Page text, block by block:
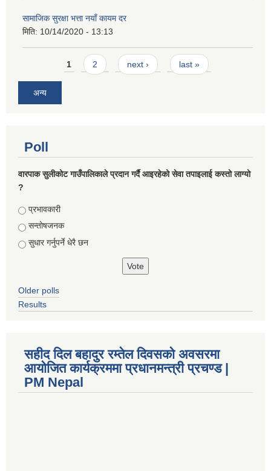
सामाजिक सुरक्षा भत्ता नयाँ कायम दर
मिति: 10/14/2020 - 13:13
Pages1 2 next › last »
अन्य
Poll
वारपाक सुलीकोट गाउँपालिकाले प्रदान गर्दै आइरहेको सेवा तपाइलाई कस्तो लाग्यो
?
Choices
प्रभावकारी
सन्तोषजनक
सुधार गर्नुपर्ने धेरै छन
Older polls
Results
सहीद दिल बहादुर रम्तेल दिवसको अवसरमा
आयोजित कार्यक्रममा प्रधानमन्त्री प्रचण्ड |
PM Nepal